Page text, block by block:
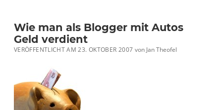
Wie man als Blogger mit Autos
Geld verdient
VERÖFFENTLICHT AM 23. OKTOBER 2007 vonJan Theofel